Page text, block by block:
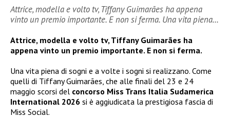
Attrice, modella e volto tv, Tiffany Guimarães ha appena
vinto un premio importante. E non si ferma. Una vita piena…
Attrice, modella e volto tv, Tiffany Guimarães ha
appena vinto un premio importante. E non si ferma.
Una vita piena di sogni e a volte i sogni si realizzano. Come
quelli di Tiffany Guimarães, che alle finali del 23 e 24
maggio scorsi del concorso Miss Trans Italia Sudamerica
International 2026 si è aggiudicata la prestigiosa fascia di
Miss Social.